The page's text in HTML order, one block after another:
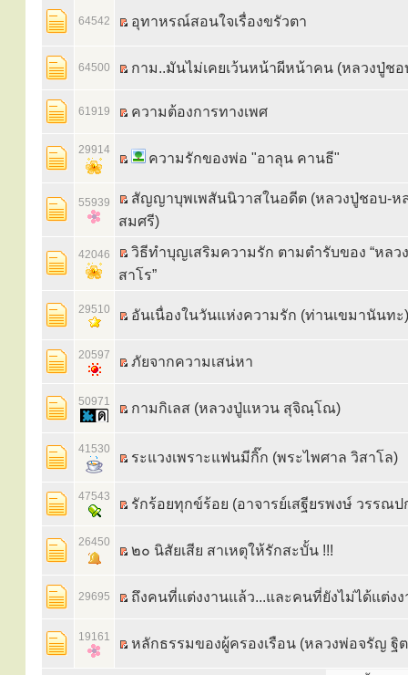
64542 อุทาหรณ์สอนใจเรื่องขรัวตา
64500 กาม..มันไม่เคยเว้นหน้าผีหน้าคน (หลวงปู่ช
61919 ความต้องการทางเพศ
29914
ความรักของพ่อ "อาลุน คานธี"
55939
สัญญาบุพเพสันนิวาสในอดีต (หลวงปู่ชอบ-ห
สมศรี)
42046
วิธีทำบุญเสริมความรัก ตามตำรับของ “หลว
สาโร”
29510 อันเนื่องในวันแห่งความรัก (ท่านเขมานันทะ)
20597 ภัยจากความเสน่หา
50971 กามกิเลส (หลวงปู่แหวน สุจิณฺโณ)
41530
ระแวงเพราะแฟนมีกิ๊ก (พระไพศาล วิสาโล)
47543 รักร้อยทุกข์ร้อย (อาจารย์เสฐียรพงษ์ วรรณป
26450
๒๐ นิสัยเสีย สาเหตุให้รักสะบั้น !!!
29695 ถึงคนที่แต่งงานแล้ว...และคนที่ยังไม่ได้แต่งง
19161 หลักธรรมของผู้ครองเรือน (หลวงพ่อจรัญ ฐิ